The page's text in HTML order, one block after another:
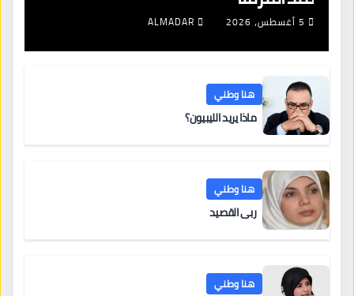
5 أغسطس، 2026 ALMADAR
هنا وطني
ماذا يريد الليبيون؟
هنا وطني
ربى القصيد
هنا وطني